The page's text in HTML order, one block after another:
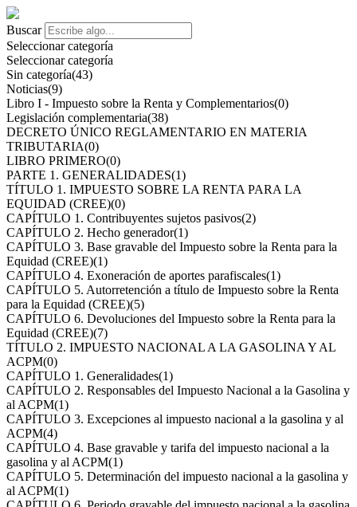
Buscar
Seleccionar categoría
Seleccionar categoría
Sin categoría(43)
Noticias(9)
Libro I - Impuesto sobre la Renta y Complementarios(0)
Legislación complementaria(38)
DECRETO ÚNICO REGLAMENTARIO EN MATERIA
TRIBUTARIA(0)
LIBRO PRIMERO(0)
PARTE 1. GENERALIDADES(1)
TÍTULO 1. IMPUESTO SOBRE LA RENTA PARA LA
EQUIDAD (CREE)(0)
CAPÍTULO 1. Contribuyentes sujetos pasivos(2)
CAPÍTULO 2. Hecho generador(1)
CAPÍTULO 3. Base gravable del Impuesto sobre la Renta para la
Equidad (CREE)(1)
CAPÍTULO 4. Exoneración de aportes parafiscales(1)
CAPÍTULO 5. Autorretención a título de Impuesto sobre la Renta
para la Equidad (CREE)(5)
CAPÍTULO 6. Devoluciones del Impuesto sobre la Renta para la
Equidad (CREE)(7)
TÍTULO 2. IMPUESTO NACIONAL A LA GASOLINA Y AL
ACPM(0)
CAPÍTULO 1. Generalidades(1)
CAPÍTULO 2. Responsables del Impuesto Nacional a la Gasolina y
al ACPM(1)
CAPÍTULO 3. Excepciones al impuesto nacional a la gasolina y al
ACPM(4)
CAPÍTULO 4. Base gravable y tarifa del impuesto nacional a la
gasolina y al ACPM(1)
CAPÍTULO 5. Determinación del impuesto nacional a la gasolina y
al ACPM(1)